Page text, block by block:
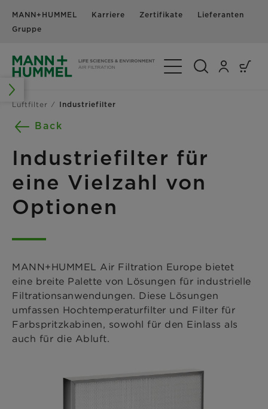
MANN+HUMMEL
Gruppe
Karriere Zertifikate Lieferanten
Navigation
Luftfilter Industriefilter
Back
Industriefilter für
eine Vielzahl von
Optionen
MANN+HUMMEL Air Filtration Europe bietet
eine breite Palette von Lösungen für industrielle
Filtrationsanwendungen. Diese Lösungen
umfassen Hochtemperaturfilter und Filter für
Farbspritzkabinen, sowohl für den Einlass als
auch für die Abluft.